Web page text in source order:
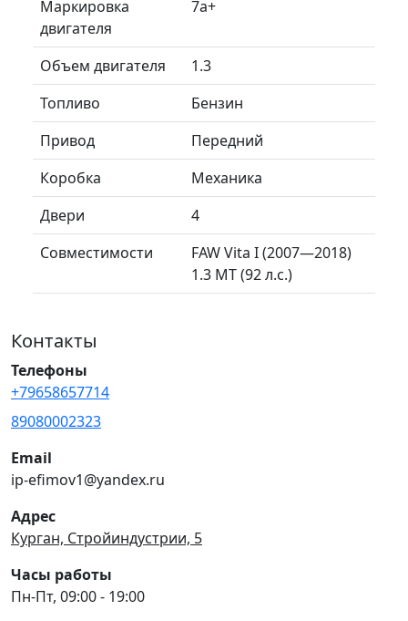
Маркировка
двигателя
7a+
Объем двигателя
1.3
Топливо
Бензин
Привод
Передний
Коробка
Механика
Двери
4
Совместимости
FAW Vita I (2007—2018)
1.3 MT (92 л.с.)
Контакты
Телефоны
+79658657714
89080002323
Email
ip-efimov1@yandex.ru
Адрес
Курган, Стройиндустрии, 5
Часы работы
Пн-Пт, 09:00 - 19:00